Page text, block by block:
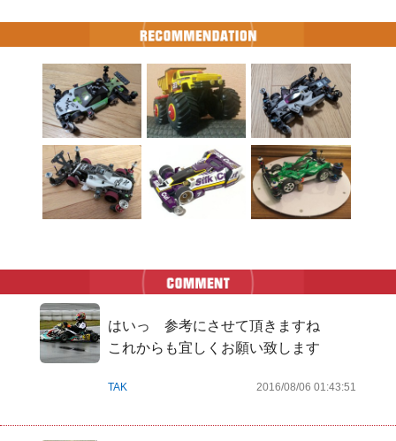
はいっ　参考にさせて頂きますね
これからも宜しくお願い致します
TAK 2016/08/06 01:43:51